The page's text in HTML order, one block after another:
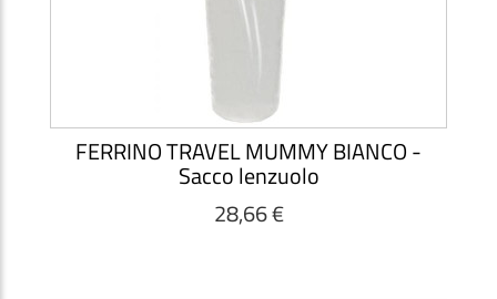
FERRINO TRAVEL MUMMY BIANCO -
Sacco lenzuolo
28,66 €